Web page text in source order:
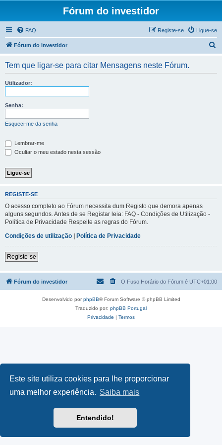
Este site utiliza cookies para lhe proporcionar
uma melhor experiência. Saiba mais
Entendido!
Fórum do investidor
FAQ Ligue-se
Registe-se
Fórum do investidor
Tem que ligar-se para citar Mensagens neste Fórum.
Utilizador:
Senha:
Esqueci-me da senha
Lembrar-me
Ocultar o meu estado nesta sessão
REGISTE-SE
O acesso completo ao Fórum necessita dum Registo que demora apenas
alguns segundos. Antes de se Registar leia: FAQ - Condições de Utilização -
Política de Privacidade Respeite as regras do Fórum.
Condições de utilização | Política de Privacidade
Registe-se
Fórum do investidor O Fuso Horário do Fórum é UTC+01:00
Desenvolvido porphpBB® Forum Software © phpBB Limited
Traduzido por: phpBB Portugal
Privacidade | Termos